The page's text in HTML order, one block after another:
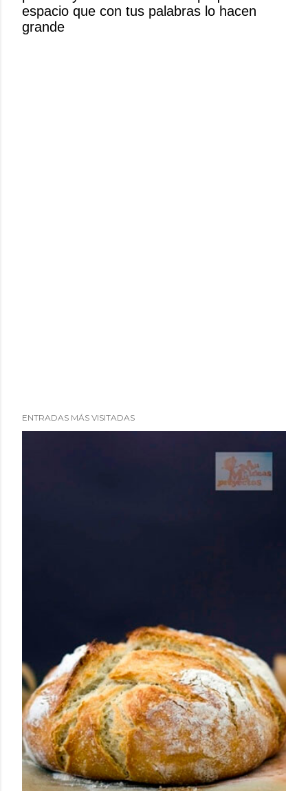
c
o
espacio que con tus palabras lo hacen
grande
ENTRADAS MÁS VISITADAS